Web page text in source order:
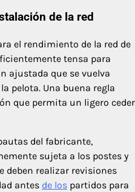
de la red
el rendimiento de la red de
tensa para
ajustada que se vuelva
pelota. Una buena regla
que permita un ligero ceder
del fabricante,
sujeta a los postes y
deben realizar revisiones
antes de los partidos para